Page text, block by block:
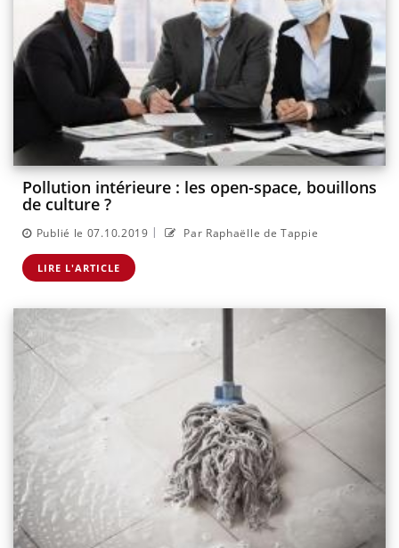
Pollution intérieure : les open-space, bouillons
de culture ?
Publié le 07.10.2019 | Par Raphaëlle de Tappie
LIRE L'ARTICLE